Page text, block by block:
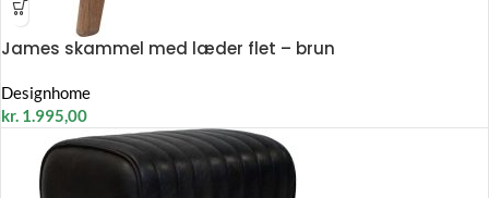
James skammel med læder flet – brun
Designhome
kr. 1.995,00